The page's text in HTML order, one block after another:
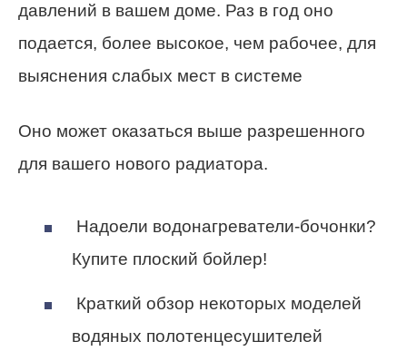
давлений в вашем доме. Раз в год оно
подается, более высокое, чем рабочее, для
выяснения слабых мест в системе
Оно может оказаться выше разрешенного
для вашего нового радиатора.
Надоели водонагреватели-бочонки?
Купите плоский бойлер!
Краткий обзор некоторых моделей
водяных полотенцесушителей